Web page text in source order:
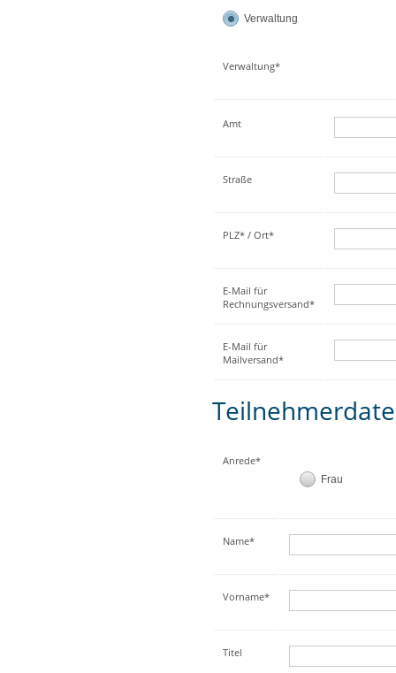
Verwaltung
Verwaltung*
Amt
Straße
PLZ* / Ort*
E-Mail für
Rechnungsversand*
E-Mail für
Mailversand*
Anrede*
Frau
Name*
Vorname*
Titel